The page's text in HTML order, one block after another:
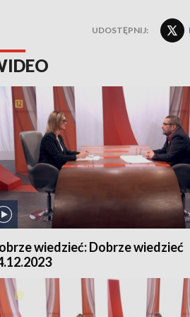
UDOSTĘPNIJ:
wiedzieć: Dobrze wiedzieć